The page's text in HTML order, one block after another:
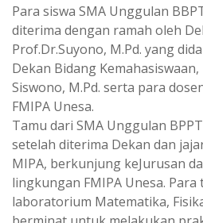
Para siswa SMA Unggulan
diterima dengan ramah oleh
Prof.Dr.Suyono, M.Pd. yang
Dekan Bidang
Siswono, M.Pd. serta para
FMIPA Unesa.
Tamu dari SMA Unggulan
setelah diterima Dekan dan
MIPA, berkunjung keJurusan
lingkungan FMIPA Unesa.
laboratorium Matematika,